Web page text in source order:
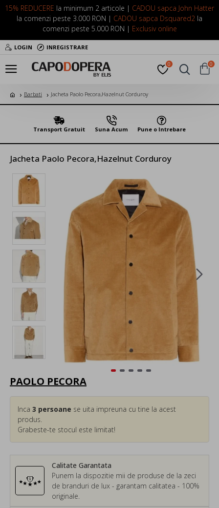
15% REDUCERE la minimum 2 articole | CADOU sapca John Hatter
la comenzi peste 3.000 RON | CADOU sapca Dsquared2 la
comenzi peste 5.000 RON | Exclusiv online
LOGIN INREGISTRARE
0 0
Barbati Jacheta Paolo Pecora,Hazelnut Corduroy
Transport Gratuit Suna Acum Pune o Intrebare
Jacheta Paolo Pecora,Hazelnut Corduroy
PAOLO PECORA
Calitate Garantata
Punem la dispozitie mii de produse de la zeci
de branduri de lux - garantam calitatea - 100%
originale.
Inca 3 persoane se uita impreuna cu tine la acest
produs.
Grabeste-te stocul este limitat!